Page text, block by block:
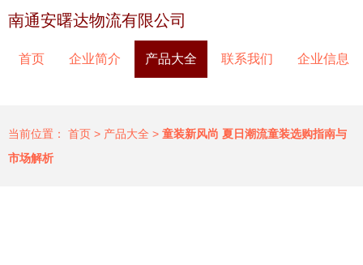
南通安曙达物流有限公司
首页 企业简介 产品大全 联系我们 企业信息
当前位置： 首页 > 产品大全 > 童装新风尚 夏日潮流童装选购指南与
市场解析